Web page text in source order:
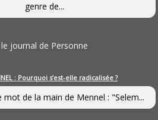
genre de...
le journal de Personne
: Pourquoi s’est-elle radicalisée ?
mot de la main de Mennel : "Selem...